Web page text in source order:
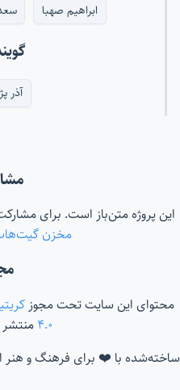
ابراهیم صهبا
آذر
این پروژه متن‌باز است. برای
مخزن
محتوای این سایت تحت مجوز
۴.۰
ساخته‌شده با ❤️ برای فرهنگ و هنر